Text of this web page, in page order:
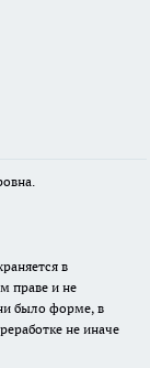
в
праве и не
было форме, в
не иначе